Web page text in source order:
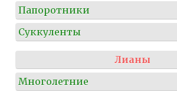
Папоротники
Суккуленты
Лианы
Многолетние